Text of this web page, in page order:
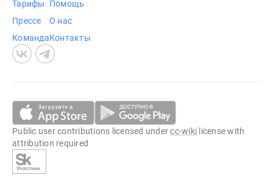
Тарифы
Прессе
Команда
Помощь
О нас
Контакты
Public user contributions licensed undercc-wiki license with
attribution required